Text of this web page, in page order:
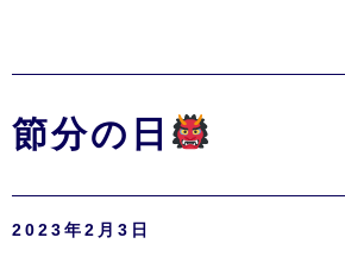
節分の日
2023年2月3日